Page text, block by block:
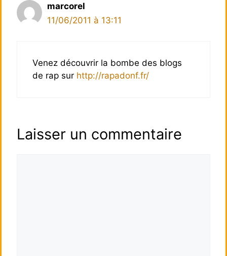
marcorel
11/06/2011 à 13:11
Venez découvrir la bombe des blogs
de rap sur http://rapadonf.fr/
Laisser un commentaire